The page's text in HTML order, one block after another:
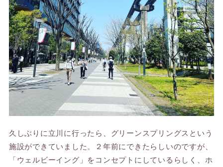
久しぶりに立川に行ったら、グリーンスプリングスという
施設ができていました。２年前にできたらしいのですが、
「ウェルビーイング」をコンセプトにしているらしく、ホ